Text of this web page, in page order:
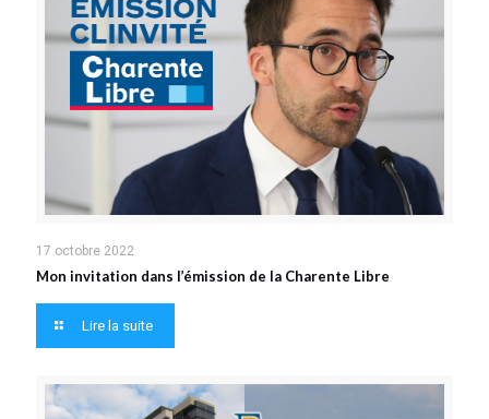
17 octobre 2022
Mon invitation dans l’émission de la Charente Libre
Lire la suite